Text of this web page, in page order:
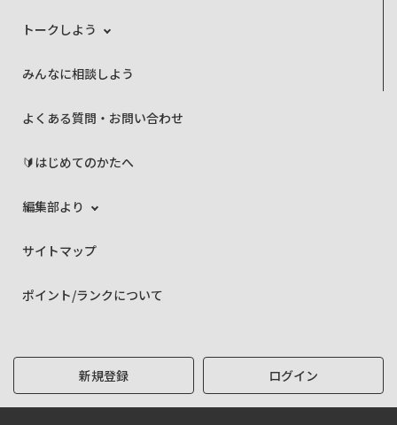
トークしよう
みんなに相談しよう
よくある質問・お問い合わせ
🔰はじめてのかたへ
編集部より
サイトマップ
ポイント/ランクについて
新規登録 ログイン